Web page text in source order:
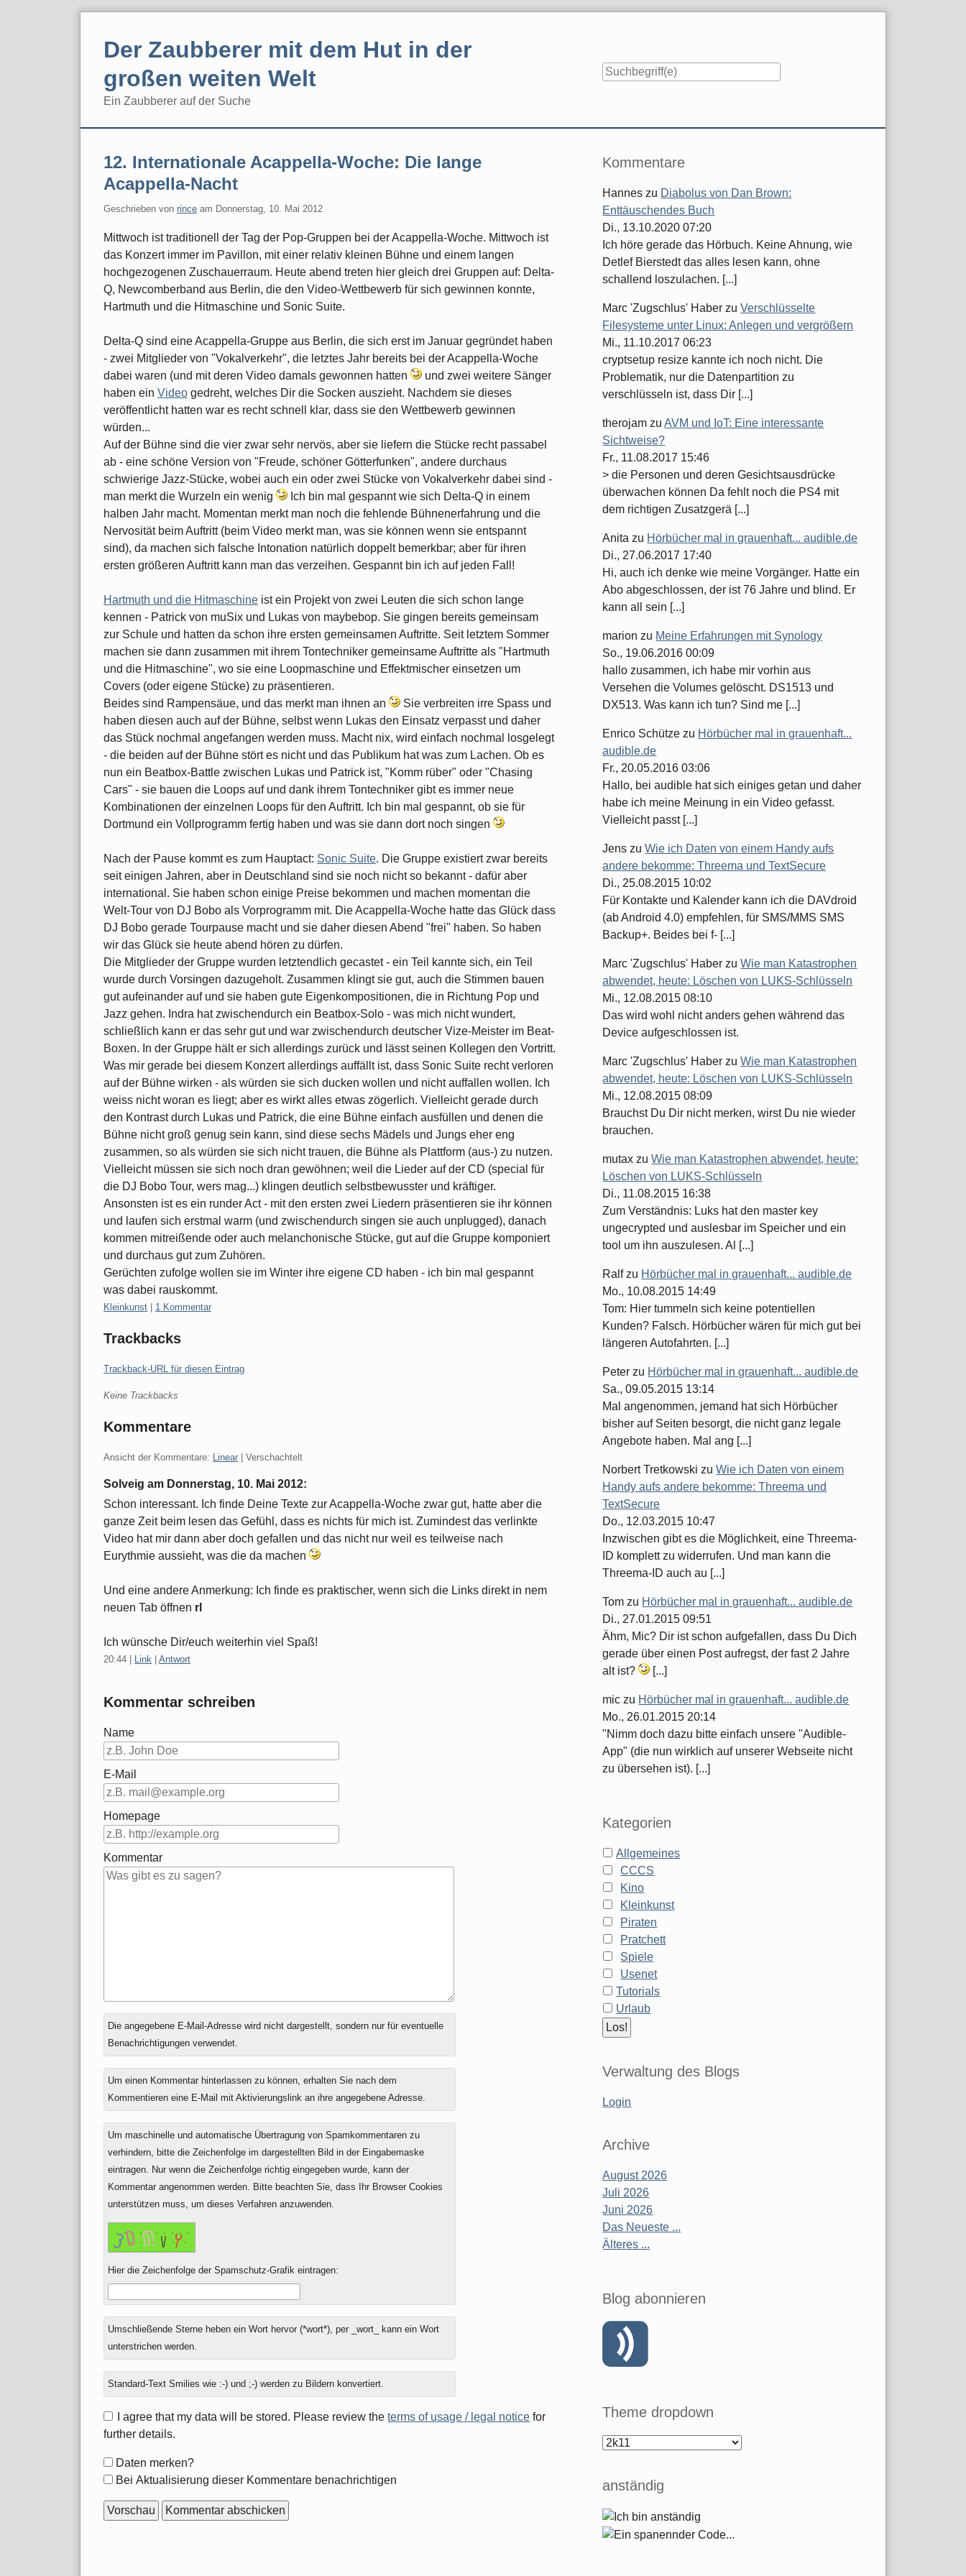
Der Zaubberer mit dem Hut in der
großen weiten Welt
Ein Zaubberer auf der Suche
12. Internationale Acappella-Woche: Die lange
Acappella-Nacht
Geschrieben von rince am Donnerstag, 10. Mai 2012
Mittwoch ist traditionell der Tag der Pop-Gruppen bei der Acappella-Woche. Mittwoch ist
das Konzert immer im Pavillon, mit einer relativ kleinen Bühne und einem langen
hochgezogenen Zuschauerraum. Heute abend treten hier gleich drei Gruppen auf: Delta-
Q, Newcomberband aus Berlin, die den Video-Wettbewerb für sich gewinnen konnte,
Hartmuth und die Hitmaschine und Sonic Suite.
Delta-Q sind eine Acappella-Gruppe aus Berlin, die sich erst im Januar gegründet haben
- zwei Mitglieder von "Vokalverkehr", die letztes Jahr bereits bei der Acappella-Woche
dabei waren (und mit deren Video damals gewonnen hatten
und zwei weitere Sänger
haben ein Video gedreht, welches Dir die Socken auszieht. Nachdem sie dieses
veröffentlicht hatten war es recht schnell klar, dass sie den Wettbewerb gewinnen
würden...
Auf der Bühne sind die vier zwar sehr nervös, aber sie liefern die Stücke recht passabel
ab - eine schöne Version von "Freude, schöner Götterfunken", andere durchaus
schwierige Jazz-Stücke, wobei auch ein oder zwei Stücke von Vokalverkehr dabei sind -
man merkt die Wurzeln ein wenig
Ich bin mal gespannt wie sich Delta-Q in einem
halben Jahr macht. Momentan merkt man noch die fehlende Bühnenerfahrung und die
Nervosität beim Auftritt (beim Video merkt man, was sie können wenn sie entspannt
sind), da machen sich falsche Intonation natürlich doppelt bemerkbar; aber für ihren
ersten größeren Auftritt kann man das verzeihen. Gespannt bin ich auf jeden Fall!
Hartmuth und die Hitmaschine ist ein Projekt von zwei Leuten die sich schon lange
kennen - Patrick von muSix und Lukas von maybebop. Sie gingen bereits gemeinsam
zur Schule und hatten da schon ihre ersten gemeinsamen Auftritte. Seit letztem Sommer
machen sie dann zusammen mit ihrem Tontechniker gemeinsame Auftritte als "Hartmuth
und die Hitmaschine", wo sie eine Loopmaschine und Effektmischer einsetzen um
Covers (oder eigene Stücke) zu präsentieren.
Beides sind Rampensäue, und das merkt man ihnen an
Sie verbreiten irre Spass und
haben diesen auch auf der Bühne, selbst wenn Lukas den Einsatz verpasst und daher
das Stück nochmal angefangen werden muss. Macht nix, wird einfach nochmal losgelegt
- die beiden auf der Bühne stört es nicht und das Publikum hat was zum Lachen. Ob es
nun ein Beatbox-Battle zwischen Lukas und Patrick ist, "Komm rüber" oder "Chasing
Cars" - sie bauen die Loops auf und dank ihrem Tontechniker gibt es immer neue
Kombinationen der einzelnen Loops für den Auftritt. Ich bin mal gespannt, ob sie für
Dortmund ein Vollprogramm fertig haben und was sie dann dort noch singen
Nach der Pause kommt es zum Hauptact: Sonic Suite. Die Gruppe existiert zwar bereits
seit einigen Jahren, aber in Deutschland sind sie noch nicht so bekannt - dafür aber
international. Sie haben schon einige Preise bekommen und machen momentan die
Welt-Tour von DJ Bobo als Vorprogramm mit. Die Acappella-Woche hatte das Glück dass
DJ Bobo gerade Tourpause macht und sie daher diesen Abend "frei" haben. So haben
wir das Glück sie heute abend hören zu dürfen.
Die Mitglieder der Gruppe wurden letztendlich gecastet - ein Teil kannte sich, ein Teil
wurde durch Vorsingen dazugeholt. Zusammen klingt sie gut, auch die Stimmen bauen
gut aufeinander auf und sie haben gute Eigenkompositionen, die in Richtung Pop und
Jazz gehen. Indra hat zwischendurch ein Beatbox-Solo - was mich nicht wundert,
schließlich kann er das sehr gut und war zwischendurch deutscher Vize-Meister im Beat-
Boxen. In der Gruppe hält er sich allerdings zurück und lässt seinen Kollegen den Vortritt.
Was mir gerade bei diesem Konzert allerdings auffällt ist, dass Sonic Suite recht verloren
auf der Bühne wirken - als würden sie sich ducken wollen und nicht auffallen wollen. Ich
weiss nicht woran es liegt; aber es wirkt alles etwas zögerlich. Vielleicht gerade durch
den Kontrast durch Lukas und Patrick, die eine Bühne einfach ausfüllen und denen die
Bühne nicht groß genug sein kann, sind diese sechs Mädels und Jungs eher eng
zusammen, so als würden sie sich nicht trauen, die Bühne als Plattform (aus-) zu nutzen.
Vielleicht müssen sie sich noch dran gewöhnen; weil die Lieder auf der CD (special für
die DJ Bobo Tour, wers mag...) klingen deutlich selbstbewusster und kräftiger.
Ansonsten ist es ein runder Act - mit den ersten zwei Liedern präsentieren sie ihr können
und laufen sich erstmal warm (und zwischendurch singen sie auch unplugged), danach
kommen mitreißende oder auch melanchonische Stücke, gut auf die Gruppe komponiert
und durchaus gut zum Zuhören.
Gerüchten zufolge wollen sie im Winter ihre eigene CD haben - ich bin mal gespannt
was dabei rauskommt.
Kategorien:
Kleinkunst 1 Kommentar
Trackbacks
Trackback-URL für diesen Eintrag
Keine Trackbacks
Kommentare
Ansicht der Kommentare: Linear | Verschachtelt
Solveig am Donnerstag, 10. Mai 2012:
Schon interessant. Ich finde Deine Texte zur Acappella-Woche zwar gut, hatte aber die
ganze Zeit beim lesen das Gefühl, dass es nichts für mich ist. Zumindest das verlinkte
Video hat mir dann aber doch gefallen und das nicht nur weil es teilweise nach
Eurythmie aussieht, was die da machen
Und eine andere Anmerkung: Ich finde es praktischer, wenn sich die Links direkt in nem
neuen Tab öffnen rl
Ich wünsche Dir/euch weiterhin viel Spaß!
20:44 Link Antwort
Kommentar schreiben
Name
E-Mail
Homepage
Kommentar
Antwort
zu
Die angegebene E-Mail-Adresse wird nicht dargestellt, sondern nur für eventuelle
Benachrichtigungen verwendet.
Um einen Kommentar hinterlassen zu können, erhalten Sie nach dem
Kommentieren eine E-Mail mit Aktivierungslink an ihre angegebene Adresse.
Um maschinelle und automatische Übertragung von Spamkommentaren zu
verhindern, bitte die Zeichenfolge im dargestellten Bild in der Eingabemaske
eintragen. Nur wenn die Zeichenfolge richtig eingegeben wurde, kann der
Kommentar angenommen werden. Bitte beachten Sie, dass Ihr Browser Cookies
unterstützen muss, um dieses Verfahren anzuwenden.
Hier die Zeichenfolge der Spamschutz-Grafik eintragen:
Umschließende Sterne heben ein Wort hervor (*wort*), per _wort_ kann ein Wort
unterstrichen werden.
Standard-Text Smilies wie :-) und ;-) werden zu Bildern konvertiert.
I agree that my data will be stored. Please review theterms of usage / legal notice for
further details.
Formular-
Optionen
Daten merken?
Bei Aktualisierung dieser Kommentare benachrichtigen
Seitenleiste
Kommentare
Hannes zu Diabolus von Dan Brown:
Enttäuschendes Buch
Di., 13.10.2020 07:20
Ich höre gerade das Hörbuch. Keine Ahnung, wie
Detlef Bierstedt das alles lesen kann, ohne
schallend loszulachen. [...]
Marc 'Zugschlus' Haber zuVerschlüsselte
Filesysteme unter Linux: Anlegen und vergrößern
Mi., 11.10.2017 06:23
cryptsetup resize kannte ich noch nicht. Die
Problematik, nur die Datenpartition zu
verschlüsseln ist, dass Dir [...]
therojam zuAVM und IoT: Eine interessante
Sichtweise?
Fr., 11.08.2017 15:46
> die Personen und deren Gesichtsausdrücke
überwachen können Da fehlt noch die PS4 mit
dem richtigen Zusatzgerä [...]
Anita zu Hörbücher mal in grauenhaft... audible.de
Di., 27.06.2017 17:40
Hi, auch ich denke wie meine Vorgänger. Hatte ein
Abo abgeschlossen, der ist 76 Jahre und blind. Er
kann all sein [...]
marion zu Meine Erfahrungen mit Synology
So., 19.06.2016 00:09
hallo zusammen, ich habe mir vorhin aus
Versehen die Volumes gelöscht. DS1513 und
DX513. Was kann ich tun? Sind me [...]
Enrico Schütze zu Hörbücher mal in grauenhaft...
audible.de
Fr., 20.05.2016 03:06
Hallo, bei audible hat sich einiges getan und daher
habe ich meine Meinung in ein Video gefasst.
Vielleicht passt [...]
Jens zuWie ich Daten von einem Handy aufs
andere bekomme: Threema und TextSecure
Di., 25.08.2015 10:02
Für Kontakte und Kalender kann ich die DAVdroid
(ab Android 4.0) empfehlen, für SMS/MMS SMS
Backup+. Beides bei f- [...]
Marc 'Zugschlus' Haber zuWie man Katastrophen
abwendet, heute: Löschen von LUKS-Schlüsseln
Mi., 12.08.2015 08:10
Das wird wohl nicht anders gehen während das
Device aufgeschlossen ist.
Marc 'Zugschlus' Haber zuWie man Katastrophen
abwendet, heute: Löschen von LUKS-Schlüsseln
Mi., 12.08.2015 08:09
Brauchst Du Dir nicht merken, wirst Du nie wieder
brauchen.
mutax zuWie man Katastrophen abwendet, heute:
Löschen von LUKS-Schlüsseln
Di., 11.08.2015 16:38
Zum Verständnis: Luks hat den master key
ungecrypted und auslesbar im Speicher und ein
tool um ihn auszulesen. Al [...]
Ralfzu Hörbücher mal in grauenhaft... audible.de
Mo., 10.08.2015 14:49
Tom: Hier tummeln sich keine potentiellen
Kunden? Falsch. Hörbücher wären für mich gut bei
längeren Autofahrten. [...]
Peter zu Hörbücher mal in grauenhaft... audible.de
Sa., 09.05.2015 13:14
Mal angenommen, jemand hat sich Hörbücher
bisher auf Seiten besorgt, die nicht ganz legale
Angebote haben. Mal ang [...]
Norbert Tretkowski zuWie ich Daten von einem
Handy aufs andere bekomme: Threema und
TextSecure
Do., 12.03.2015 10:47
Inzwischen gibt es die Möglichkeit, eine Threema-
ID komplett zu widerrufen. Und man kann die
Threema-ID auch au [...]
Tom zu Hörbücher mal in grauenhaft... audible.de
Di., 27.01.2015 09:51
Ähm, Mic? Dir ist schon aufgefallen, dass Du Dich
gerade über einen Post aufregst, der fast 2 Jahre
alt ist?
[...]
mic zu Hörbücher mal in grauenhaft... audible.de
Mo., 26.01.2015 20:14
"Nimm doch dazu bitte einfach unsere "Audible-
App" (die nun wirklich auf unserer Webseite nicht
zu übersehen ist). [...]
Kategorien
Allgemeines
CCCS
Kino
Kleinkunst
Piraten
Pratchett
Spiele
Usenet
Tutorials
Urlaub
Verwaltung des Blogs
Login
Archive
August 2026
Juli 2026
Juni 2026
Das Neueste ...
Älteres ...
Blog abonnieren
Theme dropdown
anständig